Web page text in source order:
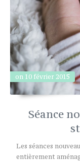
on 10 février 2015
Séance
Les séances
entièrement